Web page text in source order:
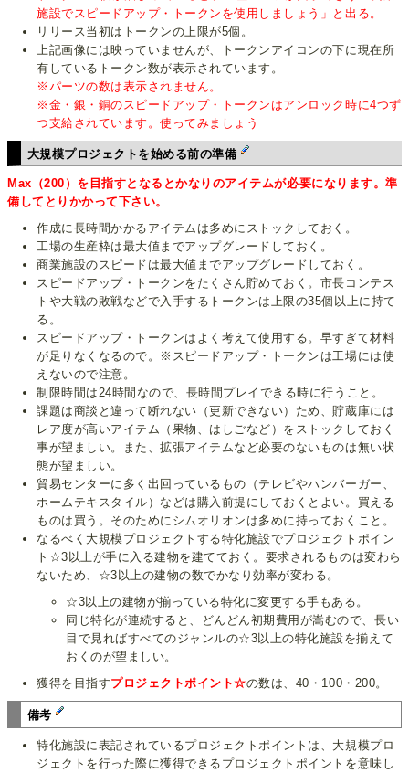
施設でスピードアップ・トークンを使用しましょう」と出る。
リリース当初はトークンの上限が5個。
上記画像には映っていませんが、トークンアイコンの下に現在所
有しているトークン数が表示されています。
※パーツの数は表示されません。
※金・銀・銅のスピードアップ・トークンはアンロック時に4つず
つ支給されています。使ってみましょう
大規模プロジェクトを始める前の準備
Max（200）を目指すとなるとかなりのアイテムが必要になります。準
備してとりかかって下さい。
作成に長時間かかるアイテムは多めにストックしておく。
工場の生産枠は最大値までアップグレードしておく。
商業施設のスピードは最大値までアップグレードしておく。
スピードアップ・トークンをたくさん貯めておく。市長コンテス
トや大戦の敗戦などで入手するトークンは上限の35個以上に持て
る。
スピードアップ・トークンはよく考えて使用する。早すぎて材料
が足りなくなるので。※スピードアップ・トークンは工場には使
えないので注意。
制限時間は24時間なので、長時間プレイできる時に行うこと。
課題は商談と違って断れない（更新できない）ため、貯蔵庫には
レア度が高いアイテム（果物、はしごなど）をストックしておく
事が望ましい。また、拡張アイテムなど必要のないものは無い状
態が望ましい。
貿易センターに多く出回っているもの（テレビやハンバーガー、
ホームテキスタイル）などは購入前提にしておくとよい。買える
ものは買う。そのためにシムオリオンは多めに持っておくこと。
なるべく大規模プロジェクトする特化施設でプロジェクトポイン
ト☆3以上が手に入る建物を建てておく。要求されるものは変わら
ないため、☆3以上の建物の数でかなり効率が変わる。
☆3以上の建物が揃っている特化に変更する手もある。
同じ特化が連続すると、どんどん初期費用が嵩むので、長い
目で見ればすべてのジャンルの☆3以上の特化施設を揃えて
おくのが望ましい。
獲得を目指すプロジェクトポイント☆の数は、40・100・200。
備考
特化施設に表記されているプロジェクトポイントは、大規模プロ
ジェクトを行った際に獲得できるプロジェクトポイントを意味し